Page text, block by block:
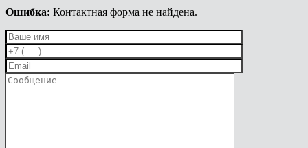
Ошибка: Контактная форма не найдена.